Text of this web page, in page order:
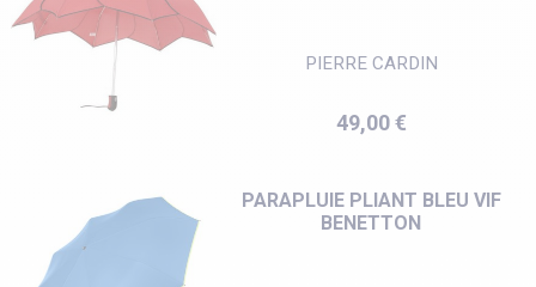
PIERRE CARDIN
Prix
49,00 €
PARAPLUIE PLIANT BLEU VIF
BENETTON